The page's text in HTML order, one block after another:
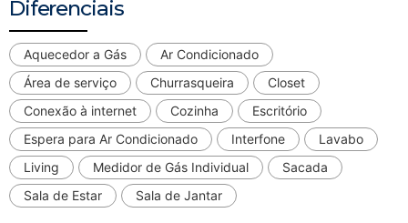
Diferenciais
Aquecedor a Gás
Ar Condicionado
Área de serviço
Churrasqueira
Closet
Conexão à internet
Cozinha
Escritório
Espera para Ar Condicionado
Interfone
Lavabo
Living
Medidor de Gás Individual
Sacada
Sala de Estar
Sala de Jantar